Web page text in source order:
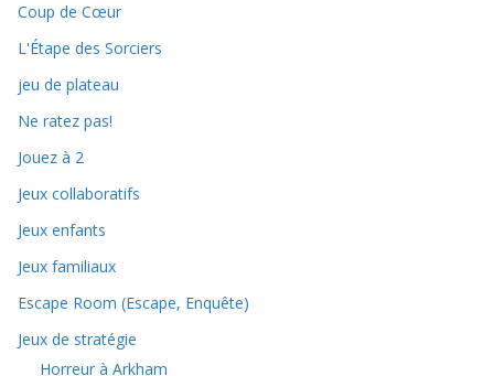
Coup de Cœur
L'Étape des Sorciers
jeu de plateau
Ne ratez pas!
Jouez à 2
Jeux collaboratifs
Jeux enfants
Jeux familiaux
Escape Room (Escape, Enquête)
Jeux de stratégie
Horreur à Arkham